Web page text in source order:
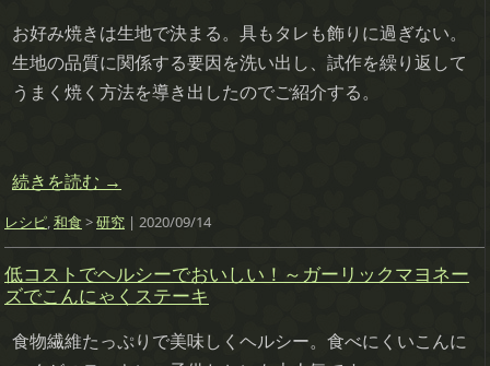
お好み焼きは生地で決まる。具もタレも飾りに過ぎない。
生地の品質に関係する要因を洗い出し、試作を繰り返して
うまく焼く方法を導き出したのでご紹介する。
続きを読む →
レシピ,和食 >研究 | 2020/09/14
低コストでヘルシーでおいしい！～ガーリックマヨネー
ズでこんにゃくステーキ
食物繊維たっぷりで美味しくヘルシー。食べにくいこんに